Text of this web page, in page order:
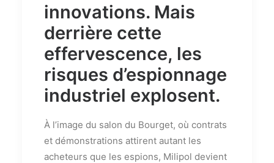
innovations. Mais
derrière cette
effervescence, les
risques d’espionnage
industriel explosent.
À l’image du salon du Bourget, où contrats
et démonstrations attirent autant les
acheteurs que les espions, Milipol devient